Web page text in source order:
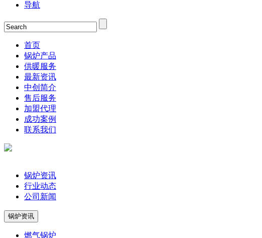
导航
首页
锅炉产品
供暖服务
最新资讯
中创简介
售后服务
加盟代理
成功案例
联系我们
锅炉资讯
行业动态
公司新闻
锅炉资讯
燃气锅炉